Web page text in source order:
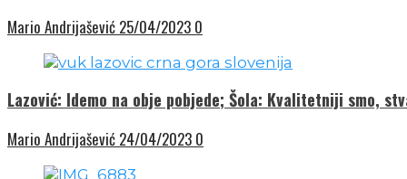
Mario Andrijašević 25/04/2023 0
Lazović: Idemo na obje pobjede; Šola: Kvalitetniji smo,
Mario Andrijašević 24/04/2023 0